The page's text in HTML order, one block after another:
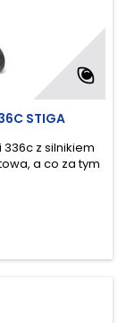
STIGA
z silnikiem
a co za tym
w obsłudze
ma centralną